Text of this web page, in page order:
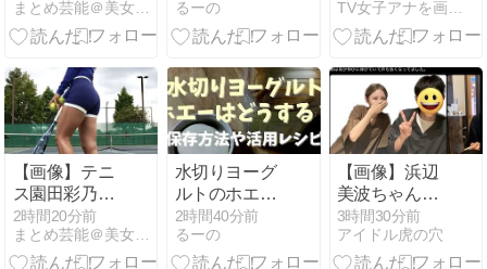
の、極小パン
ティがHすぎ
まとめ芸能＠美女画像まとめブログ
は？沸騰させ
てしまった時
るーの
いがコチラｗ
ｗｗｗｗｗｗ
TV女子アナを画像で紹介
【画像】テニ
ス園田彩乃、
筋肉質な太も
もがたまらな
い
2時間20分前
まとめ芸能＠美女画像まとめブログ
水切りヨーグ
ルトのホエー
の保存は冷凍
もOK？活用レ
シピも紹介！
2時間40分前
るーの
【画像】浜辺
美波ちゃん、
弟と旅行に行
く✨
3時間30分前
アイドル虎の穴